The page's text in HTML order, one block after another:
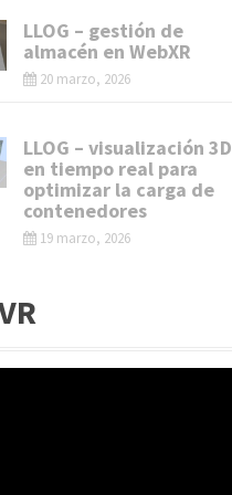
LLOG – gestión de
almacén en WebXR
20 marzo, 2026
LLOG – visualización 3D
en tiempo real para
optimizar la carga de
contenedores
19 marzo, 2026